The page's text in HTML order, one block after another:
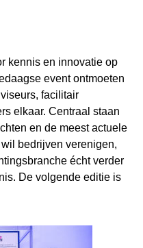
kennis en innovatie op
event ontmoeten
facilitair
elkaar. Centraal staan
en de meest actuele
bedrijven verenigen,
écht verder
De volgende editie is